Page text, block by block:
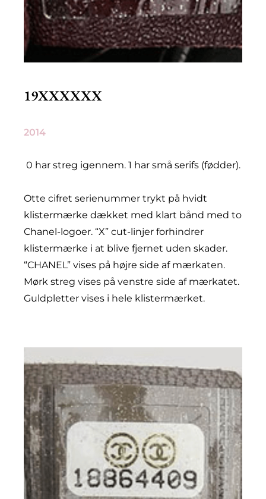
19XXXXXX
2014
0 har streg igennem. 1 har små serifs (fødder).
Otte cifret serienummer trykt på hvidt
klistermærke dækket med klart bånd med to
Chanel-logoer. “X” cut-linjer forhindrer
klistermærke i at blive fjernet uden skader.
“CHANEL” vises på højre side af mærkaten.
Mørk streg vises på venstre side af mærkatet.
Guldpletter vises i hele klistermærket.